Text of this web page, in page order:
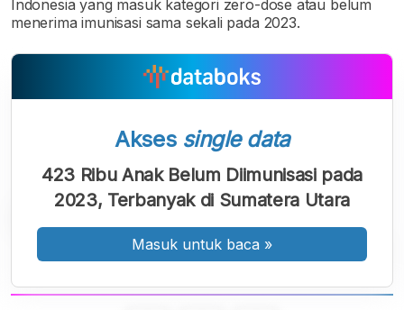
Indonesia yang masuk kategori zero-dose atau belum
menerima imunisasi sama sekali pada 2023.
Akses single data
423 Ribu Anak Belum Diimunisasi pada
2023, Terbanyak di Sumatera Utara
Masuk untuk baca »